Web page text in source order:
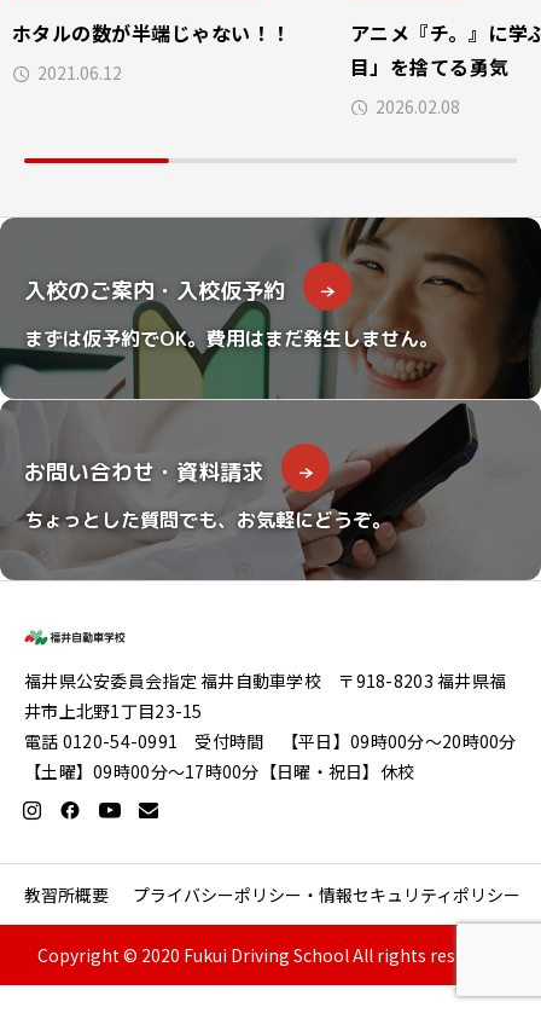
ホタルの数が半端じゃない！！
2021.06.12
アニメ『チ。』に学
目」を捨てる勇気
2026.02.08
入校のご案内・入校仮予約
まずは仮予約でOK。費用はまだ発生しません。
お問い合わせ・資料請求
ちょっとした質問でも、お気軽にどうぞ。
福井県公安委員会指定 福井自動車学校 〒918-8203 福井県福
井市上北野1丁目23-15
電話 0120-54-0991 受付時間 【平日】09時00分〜20時00分
【土曜】09時00分〜17時00分【日曜・祝日】休校
教習所概要 プライバシーポリシー・情報セキュリティポリシー
Copyright © 2020 Fukui Driving School All rights reserved.
お問い合わせ・資料請求